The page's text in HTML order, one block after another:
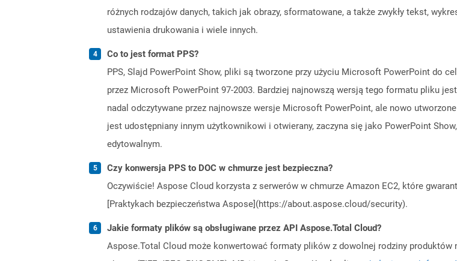
różnych rodzajów danych, takich jak obrazy, sformatowane, a także zwykły tekst,
ustawienia drukowania i wiele innych.
Co to jest format PPS?
PPS, Slajd PowerPoint Show, pliki są tworzone przy użyciu Microsoft PowerPoint do
przez Microsoft PowerPoint 97-2003. Bardziej najnowszą wersją tego formatu pliku
nadal odczytywane przez najnowsze wersje Microsoft PowerPoint, ale nowo
jest udostępniany innym użytkownikowi i otwierany, zaczyna się jako PowerPoint
edytowalnym.
Czy konwersja PPS to DOC w chmurze jest bezpieczna?
Oczywiście! Aspose Cloud korzysta z serwerów w chmurze Amazon EC2, które
[Praktykach bezpieczeństwa Aspose](https://about.aspose.cloud/security).
Jakie formaty plików są obsługiwane przez API Aspose.Total Cloud?
Aspose.Total Cloud może konwertować formaty plików z dowolnej rodziny produktów